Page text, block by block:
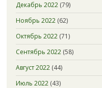
Декабрь 2022(79)
Ноябрь 2022(62)
Октябрь 2022(71)
Сентябрь 2022(58)
Август 2022(44)
Июль 2022(43)